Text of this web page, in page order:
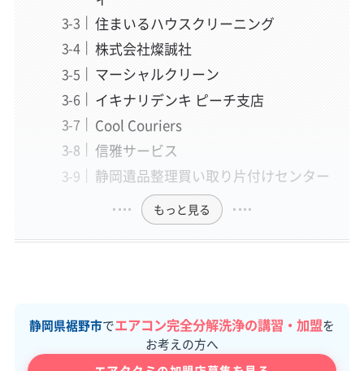
住まいるハウスクリーニング
株式会社燦誠社
マーシャルクリーン
イキナリデンキ ピーチ支店
Cool Couriers
信雅サービス
静岡遺品整理買い取り片付けセンター
もっと見る
静岡県裾野市でエアコン完全分解洗浄の講習・加盟を
お考えの方へ